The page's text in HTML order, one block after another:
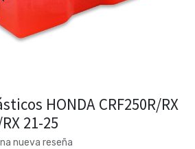
HONDA CRF250R/RX
21-25
nueva reseña